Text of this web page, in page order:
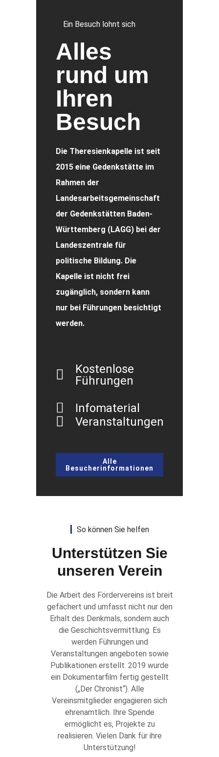
Ein Besuch lohnt sich
Alles
rund um
Ihren
Besuch
Die Theresienkapelle ist seit
2015 eine Gedenkstätte im
Rahmen der
Landesarbeitsgemeinschaft
der Gedenkstätten Baden-
Württemberg (LAGG) bei der
Landeszentrale für
politische Bildung. Die
Kapelle ist nicht frei
zugänglich, sondern kann
nur bei Führungen besichtigt
werden.
Kostenlose
Führungen
Infomaterial
Veranstaltungen
Alle
Besucherinformationen
So können Sie helfen
Unterstützen Sie
unseren Verein
Die Arbeit des Fördervereins ist breit
gefächert und umfasst nicht nur den
Erhalt des Denkmals, sondern auch
die Geschichtsvermittlung. Es
werden Führungen und
Veranstaltungen angeboten sowie
Publikationen erstellt. 2019 wurde
ein Dokumentarfilm fertig gestellt
(„Der Chronist“). Alle
Vereinsmitglieder engagieren sich
ehrenamtlich. Ihre Spende
ermöglicht es, Projekte zu
realisieren. Vielen Dank für ihre
Unterstützung!